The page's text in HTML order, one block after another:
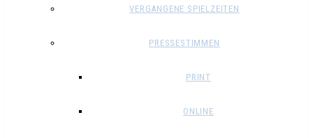
VERGANGENE SPIELZEITEN
PRESSESTIMMEN
PRINT
ONLINE